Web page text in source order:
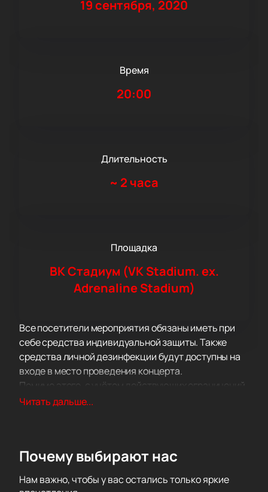
19 сентября, 2020
Время
20:00
Длительность
~ 2 часа
Площадка
ВК Стадиум (VK Stadium. ex.
Adrenaline Stadium)
Все посетители мероприятия обязаны иметь при
себе средства индивидуальной защиты. Также
средства личной дезинфекции будут доступны на
входе в место проведения концерта.
Помимо этого, с учётом действующих ограничений
на проведение культурно-массовых мероприятий,
Читать дальше...
Почему выбирают нас
Нам важно, чтобы у вас остались только яркие